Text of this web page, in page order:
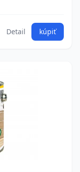
Detail kúpiť